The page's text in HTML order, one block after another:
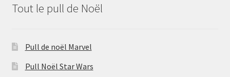
Tout le pull de Noël
Pull de noël Marvel
Pull Noël Star Wars